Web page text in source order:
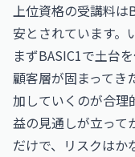
上位資格の受講料は
安とされています。
まずBASIC1で土台
顧客層が固まってき
加していくのが合理
益の見通しが立って
だけで、リスクはか